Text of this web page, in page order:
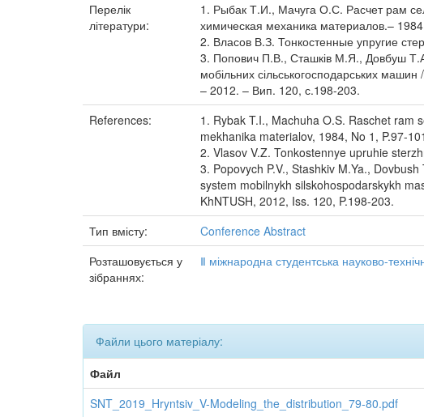
Перелік
літератури:
1. Рыбак Т.И., Мачуга О.С. Расчет рам
химическая механика материалов.–
2. Власов В.З. Тонкостенные упругие
3. Попович П.В., Сташків М.Я., Довбуш
мобільних сільськогосподарських
– 2012. – Вип. 120, с.198-203.
References:
1. Rybak T.I., Machuha O.S. Raschet ram
mekhanika materialov, 1984, No 1, P.97-
2. Vlasov V.Z. Tonkostennye upruhie
3. Popovych P.V., Stashkiv M.Ya.,
system mobilnykh silskohospodarskykh
KhNTUSH, 2012, Iss. 120, P.198-203.
Тип вмісту:
Conference Abstract
Розташовується у
зібраннях:
Ⅱ міжнародна студентська науково-
Файли цього матеріалу:
Файл
SNT_2019_Hryntsiv_V-Modeling_the_distribution_79-80.pdf